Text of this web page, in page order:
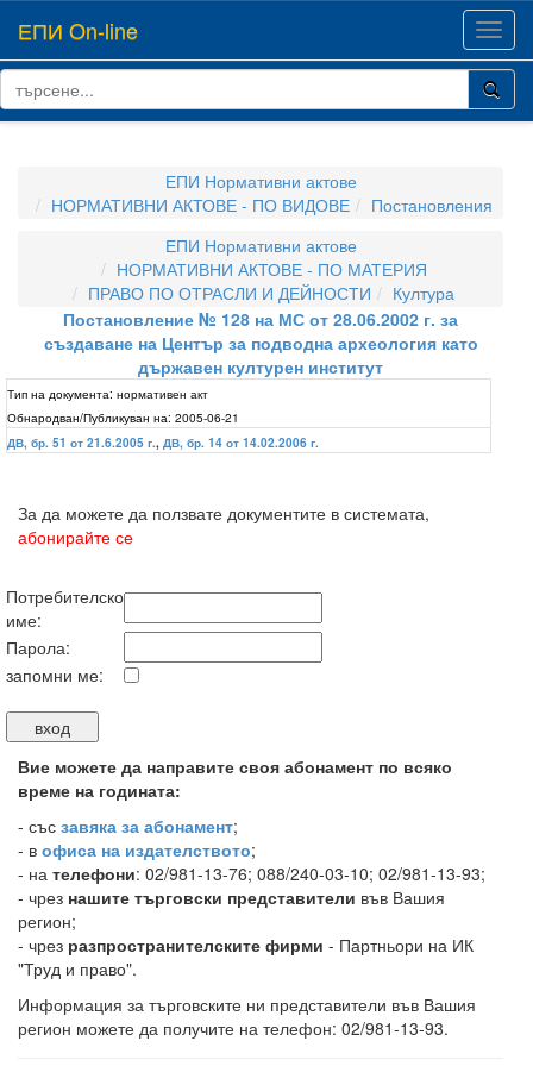
ЕПИ On-line
ЕПИ Нормативни актове
НОРМАТИВНИ АКТОВЕ - ПО ВИДОВЕ
Постановления
ЕПИ Нормативни актове
НОРМАТИВНИ АКТОВЕ - ПО МАТЕРИЯ
ПРАВО ПО ОТРАСЛИ И ДЕЙНОСТИ
Култура
Постановление № 128 на МС от 28.06.2002 г. за
създаване на Център за подводна археология като
държавен културен институт
Тип на документа: нормативен акт
Обнародван/Публикуван на: 2005-06-21
ДВ, бр. 51 от 21.6.2005 г., ДВ, бр. 14 от 14.02.2006 г.
За да можете да ползвате документите в системата,
абонирайте се
Потребителско
име:
Парола:
запомни ме:
Вие можете да направите своя абонамент по всяко
време на годината:
- със завяка за абонамент;
- в офиса на издателството;
- на телефони: 02/981-13-76; 088/240-03-10; 02/981-13-93;
- чрез нашите търговски представители във Вашия
регион;
- чрез разпространителските фирми - Партньори на ИК
"Труд и право".
Информация за търговските ни представители във Вашия
регион можете да получите на телефон: 02/981-13-93.